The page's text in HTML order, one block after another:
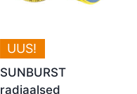
UUS!
SUNBURST
radiaalsed